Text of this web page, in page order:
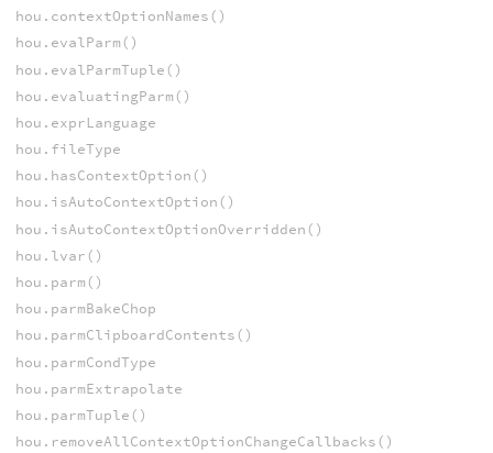
hou.contextOptionNames()
hou.evalParm()
hou.evalParmTuple()
hou.evaluatingParm()
hou.exprLanguage
hou.fileType
hou.hasContextOption()
hou.isAutoContextOption()
hou.isAutoContextOptionOverridden()
hou.lvar()
hou.parm()
hou.parmBakeChop
hou.parmClipboardContents()
hou.parmCondType
hou.parmExtrapolate
hou.parmTuple()
hou.removeAllContextOptionChangeCallbacks()